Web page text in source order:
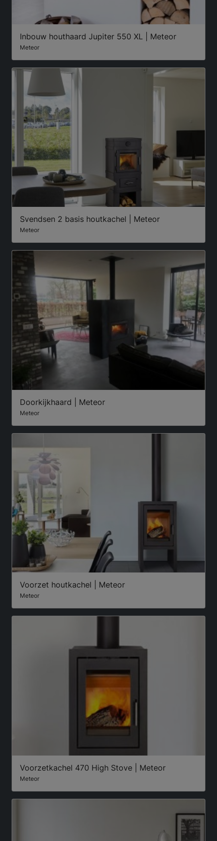
Inbouw houthaard Jupiter 550 XL | Meteor
Meteor
Svendsen 2 basis houtkachel | Meteor
Meteor
Doorkijkhaard | Meteor
Meteor
Voorzet houtkachel | Meteor
Meteor
Voorzetkachel 470 High Stove | Meteor
Meteor